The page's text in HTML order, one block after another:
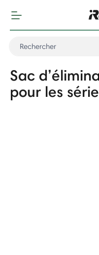
Sac
pour les